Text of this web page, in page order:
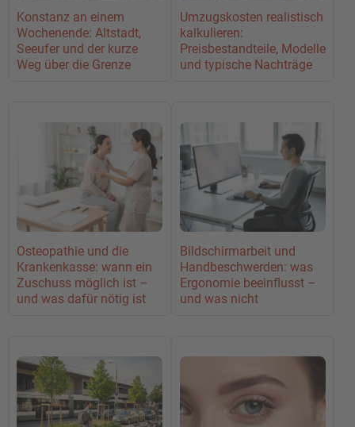
Konstanz an einem
Wochenende: Altstadt,
Seeufer und der kurze
Weg über die Grenze
Umzugskosten realistisch
kalkulieren:
Preisbestandteile, Modelle
und typische Nachträge
Osteopathie und die
Krankenkasse: wann ein
Zuschuss möglich ist –
und was dafür nötig ist
Bildschirmarbeit und
Handbeschwerden: was
Ergonomie beeinflusst –
und was nicht